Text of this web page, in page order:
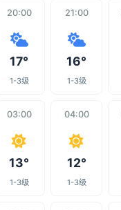
20:00
17°
1-3级
21:00
16°
1-3级
03:00
13°
1-3级
04:00
12°
1-3级